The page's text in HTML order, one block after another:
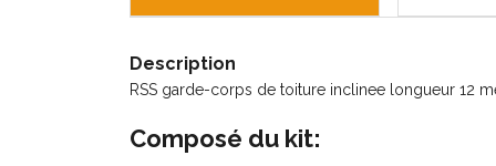
Description
RSS garde-corps de toiture inclinee longueur 12
Composé du kit: